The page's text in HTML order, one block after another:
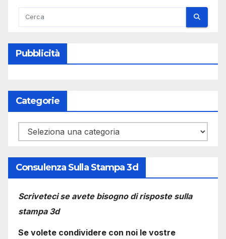
Pubblicità
Categorie
Categorie
Consulenza Sulla Stampa 3d
Scriveteci se avete bisogno di risposte sulla
stampa 3d
Se volete condividere con noi le vostre